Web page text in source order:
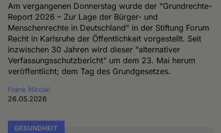
Am vergangenen Donnerstag wurde der "Grundrechte-
Report 2026 – Zur Lage der Bürger- und
Menschenrechte in Deutschland" in der Stiftung Forum
Recht in Karlsruhe der Öffentlichkeit vorgestellt. Seit
inzwischen 30 Jahren wird dieser "alternativer
Verfassungsschutzbericht" um dem 23. Mai herum
veröffentlicht; dem Tag des Grundgesetzes.
Frank Nicolai
26.05.2026
GESUNDHEIT